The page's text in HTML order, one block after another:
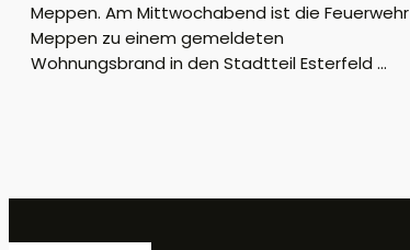
Meppen. Am Mittwochabend ist die Feuerwehr
Meppen zu einem gemeldeten
Wohnungsbrand in den Stadtteil Esterfeld ...